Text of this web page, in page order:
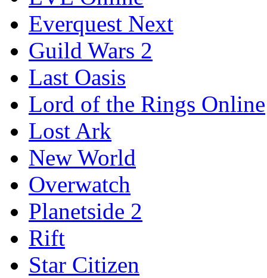
Everquest Next
Guild Wars 2
Last Oasis
Lord of the Rings Online
Lost Ark
New World
Overwatch
Planetside 2
Rift
Star Citizen